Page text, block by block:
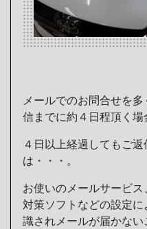
メールでのお問合せを
信までに約４日程頂く場
４日以上経過してもご
は・・・。
お使いのメールサービ
対策ソフトなどの設定
識されメールが届かない